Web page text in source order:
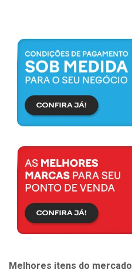
Melhores itens do mercado